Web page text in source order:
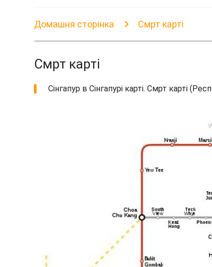
Домашня сторінка Смрт карті
Смрт карті
Сінгапур в Сінгапурі карті. Смрт карті